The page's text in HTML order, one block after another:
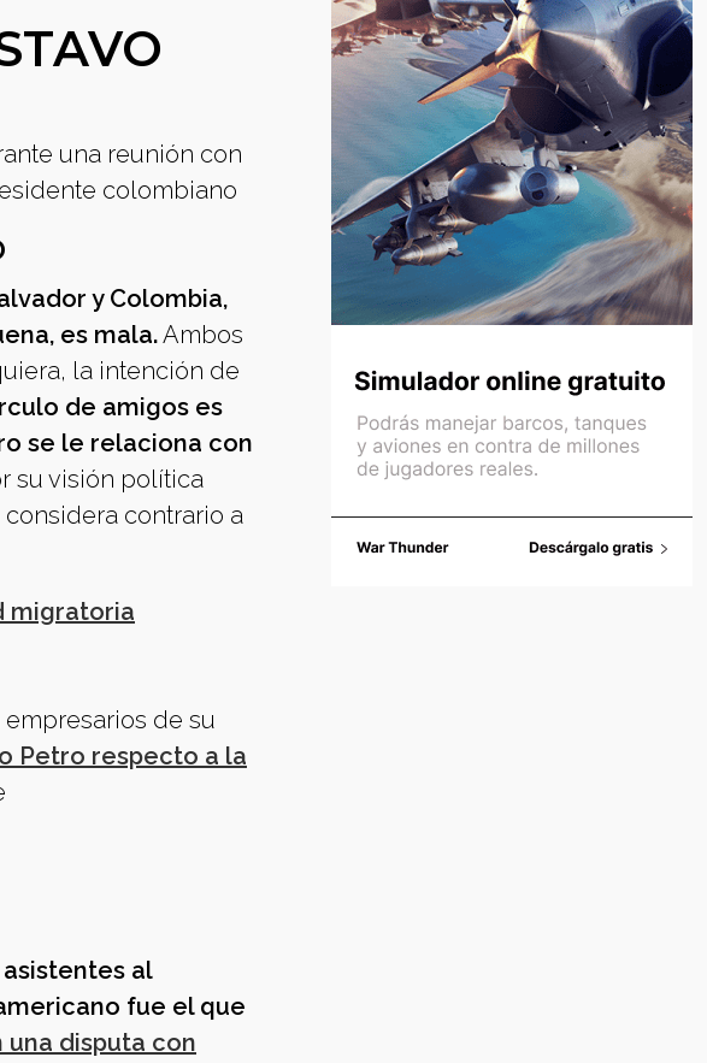
una reunión con
colombiano
y Colombia,
es mala.Ambos
la intención de
de amigos es
se le relaciona con
su visión política
contrario a
migratoria
de su
Petro respecto a la
al
fue el que
una disputa con